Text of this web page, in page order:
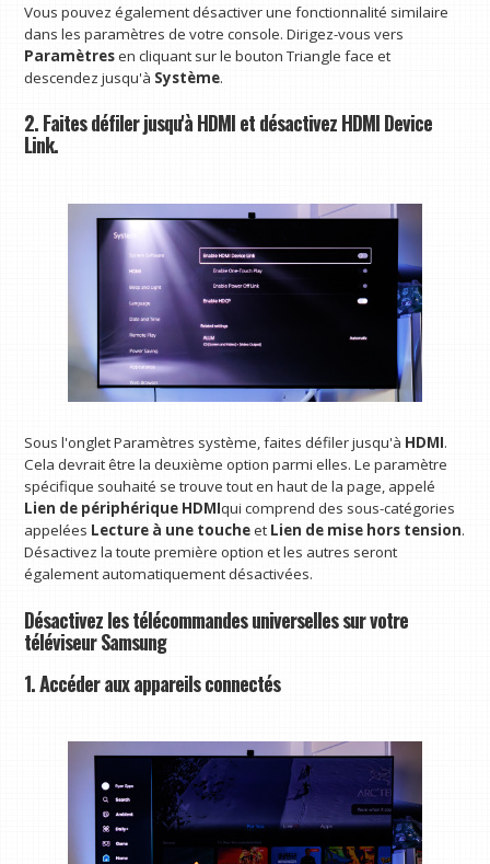
Vous pouvez également désactiver une fonctionnalité similaire
dans les paramètres de votre console. Dirigez-vous vers
Paramètresen cliquant sur le bouton Triangle face et
descendez jusqu'à Système.
2. Faites défiler jusqu'à HDMI et désactivez HDMI Device
Link.
Sous l'onglet Paramètres système, faites défiler jusqu'à HDMI.
Cela devrait être la deuxième option parmi elles. Le paramètre
spécifique souhaité se trouve tout en haut de la page, appelé
Lien de périphérique HDMIqui comprend des sous-catégories
appelées Lecture à une toucheet Lien de mise hors tension.
Désactivez la toute première option et les autres seront
également automatiquement désactivées.
Désactivez les télécommandes universelles sur votre
téléviseur Samsung
1. Accéder aux appareils connectés